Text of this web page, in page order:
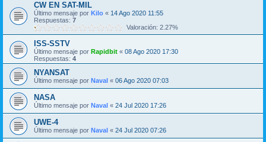
CW EN SAT-MIL
Último mensaje por Kilo « 14 Ago 2020 11:55
Respuestas: 7
Valoración: 2.27%
ISS-SSTV
Último mensaje por Rapidbit « 08 Ago 2020 17:30
Respuestas: 4
NYANSAT
Último mensaje por Naval « 06 Ago 2020 07:03
NASA
Último mensaje por Naval « 24 Jul 2020 17:26
UWE-4
Último mensaje por Naval « 24 Jul 2020 07:26